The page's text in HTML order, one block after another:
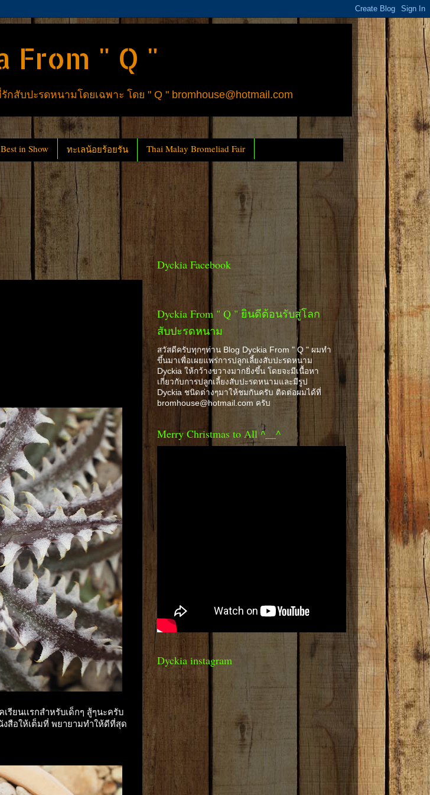
From " Q "
บปะรดหนามโดยเฉพาะ โดย " Q " bromhouse@hotmail.com
Best in Show ทะเลน้อยร้อยรัน Thai Malay Bromeliad Fair
ยนเเรกสำหรับเด็กๆ สู้ๆนะครับ
งสือให้เต็มที่ พยายามทำให้ดีที่สุด
Dyckia Facebook
Dyckia From " Q " ยินดีต้อนรับสู่โลก
สับปะรดหนาม
สวัสดีครับทุกๆท่าน Blog Dyckia From " Q " ผมทำ
ขึ้นมาเพื่อเผยแพร่การปลูกเลี้ยงสับปะรดหนาม
Dyckia ให้กว้างขวางมากยิ่งขึ้น โดยจะมีเนื้อหา
เกี่ยวกับการปลูกเลี้ยงสับปะรดหนามและมีรูป
Dyckia ชนิดต่างๆมาให้ชมกันครับ ติดต่อผมได้ที่
bromhouse@hotmail.com ครับ
Merry Christmas to All ^__^
Dyckia instagram